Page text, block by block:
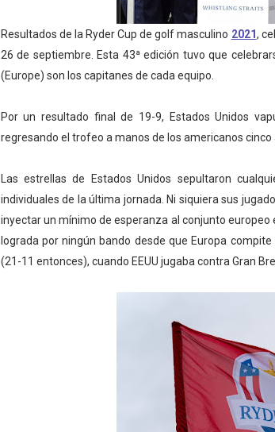
Athletes Unlimited Softball
Mundial de piragüismo slalom
Tour de Francia masculino
Mundial de Fórmula 1 2026 -
Campeonato de Europa de
Tour de Francia femenino 2026 -
Resultados de la Ryder Cup de golf masculino 2021,
26 de septiembre. Esta 43ª edición tuvo que
(Europe) son los capitanes de cada equipo.
Por un resultado final de 19-9, Estados Unidos
regresando el trofeo a manos de los americanos cinco
Las estrellas de Estados Unidos sepultaron
individuales de la última jornada. Ni siquiera sus
inyectar un mínimo de esperanza al conjunto
lograda por ningún bando desde que Europa
(21-11 entonces), cuando EEUU jugaba contra Gran